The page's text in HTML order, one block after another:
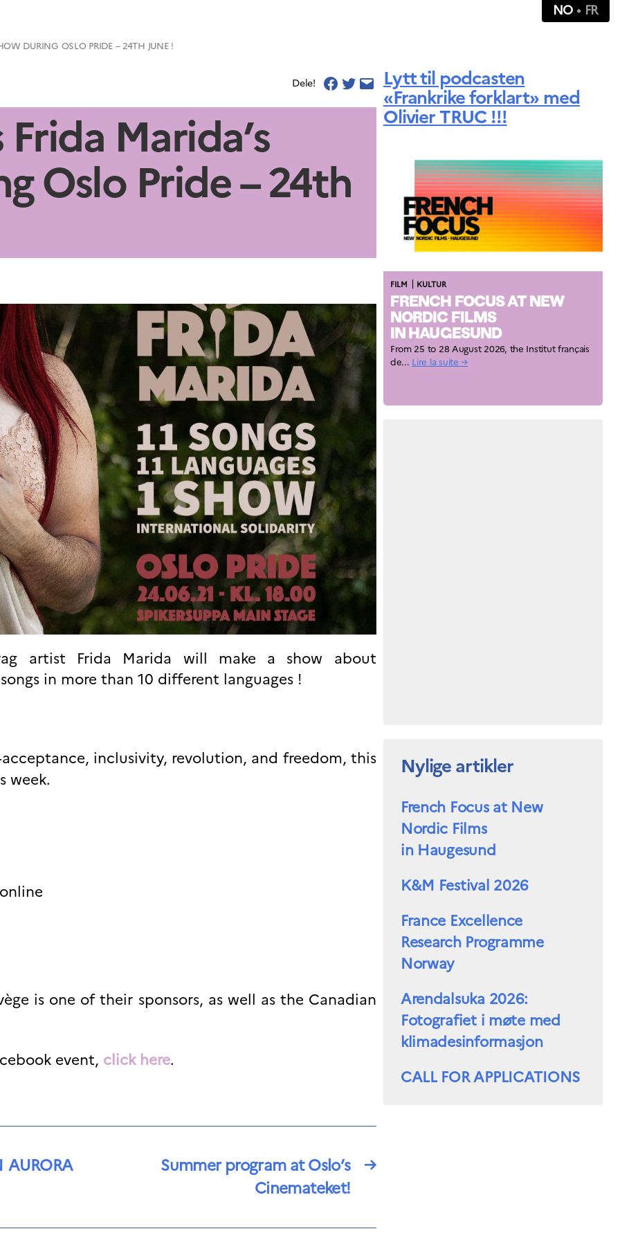
NO FR
DURING OSLO PRIDE – 24TH JUNE !
Dele!
Marida’s
Oslo Pride – 24th
artist Frida Marida will make a show about
in more than 10 different languages !
inclusivity, revolution, and freedom, this
week.
is one of their sponsors, as well as the Canadian
event, click here.
AURORA
→
Summer program at Oslo’s
Cinemateket!
Lytt til podcasten
«Frankrike forklart» med
Olivier TRUC !!!
FILM | KULTUR
FRENCH FOCUS AT NEW
NORDIC FILMS
IN HAUGESUND
From 25 to 28 August 2026, the Institut français
de... Lire la suite →
Nylige artikler
French Focus at New
Nordic Films
in Haugesund
K&M Festival 2026
France Excellence
Research Programme
Norway
Arendalsuka 2026:
Fotografiet i møte med
klimadesinformasjon
CALL FOR APPLICATIONS